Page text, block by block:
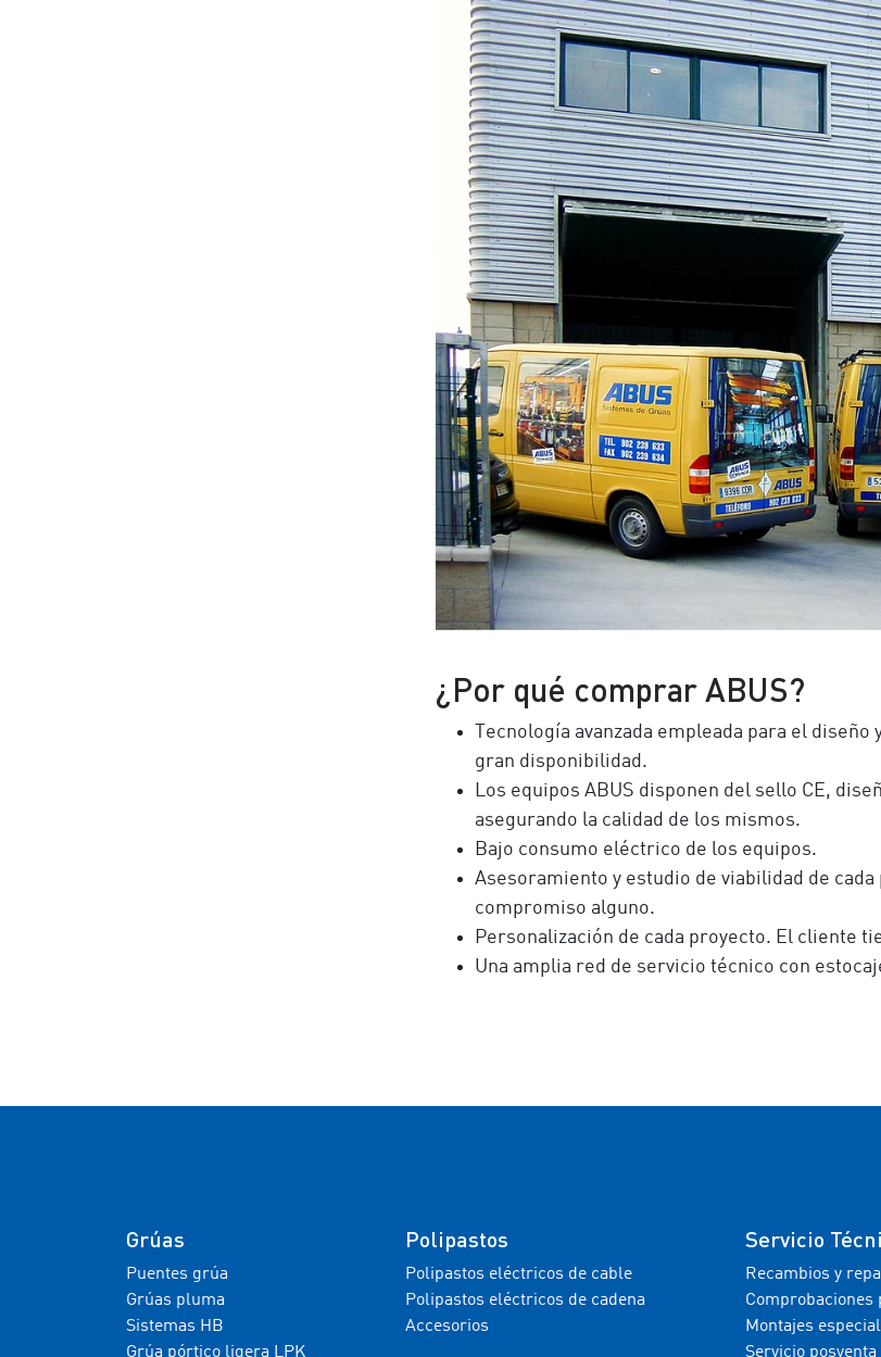
¿Por qué comprar ABUS?
Tecnología avanzada empleada para el
gran disponibilidad.
Los equipos ABUS disponen del sello CE,
asegurando la calidad de los mismos.
Bajo consumo eléctrico de los equipos.
Asesoramiento y estudio de viabilidad de
compromiso alguno.
Personalización de cada proyecto. El cliente
Una amplia red de servicio técnico con
Grúas
Puentes grúa
Grúas pluma
Sistemas HB
Grúa pórtico ligera LPK
Polipastos
Polipastos eléctricos de cable
Polipastos eléctricos de cadena
Accesorios
Servicio
Recambios y
Comprobaciones
Montajes
Servicio posventa